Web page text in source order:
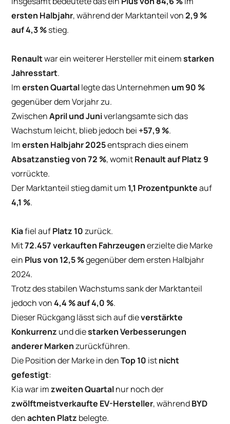
ersten Halbjahr, während der Marktanteil von2,9 %
auf 4,3 %stieg.
Renaultwar ein weiterer Hersteller mit einemstarken
Jahresstart.
Imersten Quartallegte das Unternehmen um 90 %
gegenüber dem Vorjahr zu.
ZwischenApril und Juniverlangsamte sich das
Wachstum leicht, blieb jedoch bei +57,9 %.
Imersten Halbjahr 2025entsprach dies einem
Absatzanstieg von 72 %, womitRenault auf Platz 9
vorrückte.
Der Marktanteil stieg damit um 1,1 Prozentpunkteauf
4,1 %.
Kiafiel aufPlatz 10zurück.
Mit72.457 verkauften Fahrzeugenerzielte die Marke
ein Plus von 12,5 %gegenüber dem ersten Halbjahr
2024.
Trotz des stabilen Wachstums sank der Marktanteil
jedoch von4,4 % auf 4,0 %.
Dieser Rückgang lässt sich auf dieverstärkte
Konkurrenz und diestarken Verbesserungen
anderer Markenzurückführen.
Die Position der Marke in denTop 10 istnicht
gefestigt:
Kia war imzweiten Quartalnur noch der
zwölftmeistverkaufte EV-Hersteller, währendBYD
denachten Platz belegte.